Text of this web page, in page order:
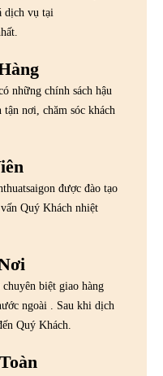
dịch vụ tại
những chính sách hậu
nơi, chăm sóc khách
được đào tạo
Quý Khách nhiệt
biệt giao hàng
ngoài . Sau khi dịch
Quý Khách.